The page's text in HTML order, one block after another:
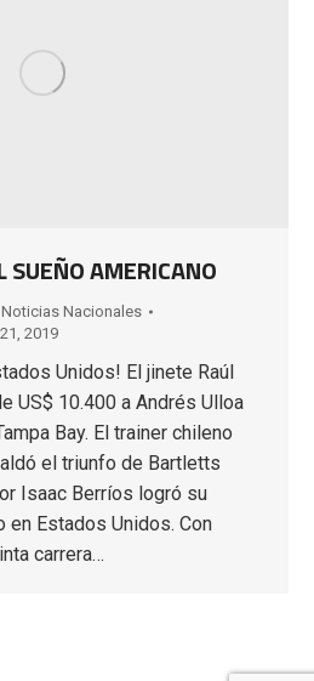
SUEÑO AMERICANO
Noticias Nacionales
2019
Unidos! El jinete Raúl
US$ 10.400 a Andrés Ulloa
Bay. El trainer chileno
el triunfo de Bartletts
Isaac Berríos logró su
en Estados Unidos. Con
carrera…